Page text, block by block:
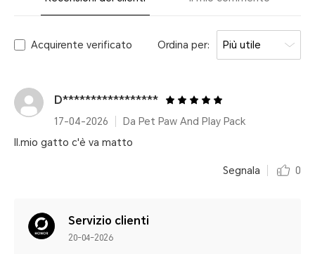
Acquirente verificato Ordina per: Più utile
D*****************
17-04-2026
Da Pet Paw And Play Pack
Il.mio gatto c'è va matto
Segnala 0
Servizio clienti
20-04-2026